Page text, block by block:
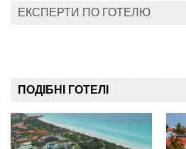
ЕКСПЕРТИ ПО ГОТЕЛЮ
ПОДІБНІ ГОТЕЛІ